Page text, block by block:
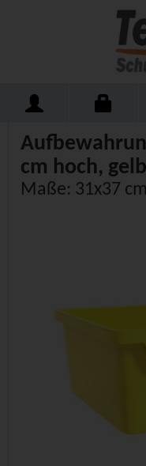
Home Schulmöbel
cm hoch,
Maße: 31x37